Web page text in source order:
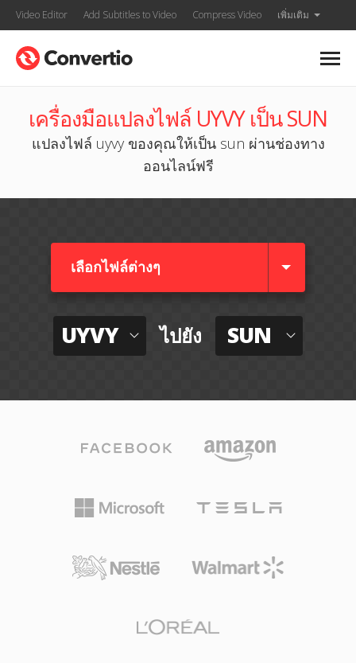
Video Editor Add Subtitles to Video Compress Video เพิ่มเติม
เครื่องมือแปลงไฟล์ UYVY เป็น SUN
แปลงไฟล์ uyvy ของคุณให้เป็น sun ผ่านช่องทาง
ออนไลน์ฟรี
เลือกไฟล์ต่างๆ​
UYVY ไปยัง SUN